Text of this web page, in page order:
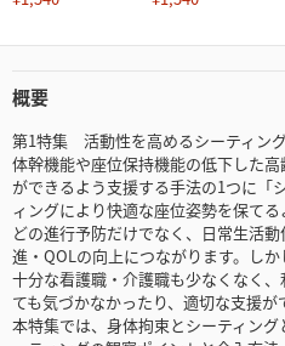
概要
第1特集 活動性を高めるシーティン
体幹機能や座位保持機能の低下した
ができるよう支援する手法の1つに「
ィングにより快適な座位姿勢を保て
どの進行予防だけでなく、日常生活
進・QOLの向上につながります。し
十分な看護職・介護職も少なくなく
ても気づかなかったり、適切な支援が
本特集では、身体拘束とシーティン